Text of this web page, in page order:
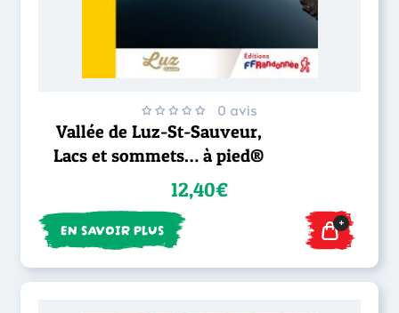
0 avis
Vallée de Luz-St-Sauveur,
Lacs et sommets… à pied®
12,40€
EN SAVOIR PLUS +